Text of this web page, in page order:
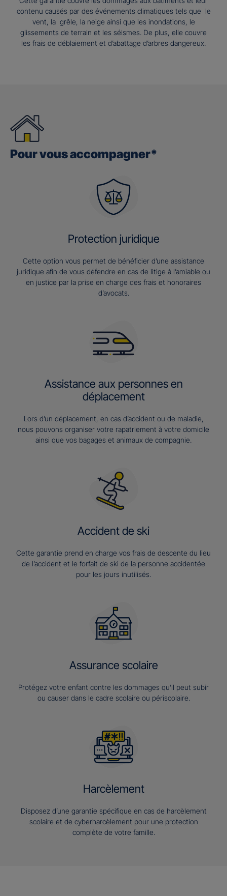
contenu causés par des événements climatiques tels que le
vent, la grêle, la neige ainsi que les inondations, le
glissements de terrain et les séismes. De plus, elle couvre
les frais de déblaiement et d’abattage d’arbres dangereux.
Pour vous accompagner*
Protection juridique
Cette option vous permet de bénéficier d’une assistance
juridique afin de vous défendre en cas de litige à l’amiable ou
en justice par la prise en charge des frais et honoraires
d’avocats.
Assistance aux personnes en
déplacement
Lors d’un déplacement, en cas d’accident ou de maladie,
nous pouvons organiser votre rapatriement à votre domicile
ainsi que vos bagages et animaux de compagnie.
Accident de ski
Cette garantie prend en charge vos frais de descente du lieu
de l’accident et le forfait de ski de la personne accidentée
pour les jours inutilisés.
Assurance scolaire
Protégez votre enfant contre les dommages qu’il peut subir
ou causer dans le cadre scolaire ou périscolaire.
Harcèlement
Disposez d’une garantie spécifique en cas de harcèlement
scolaire et de cyberharcèlement pour une protection
complète de votre famille.